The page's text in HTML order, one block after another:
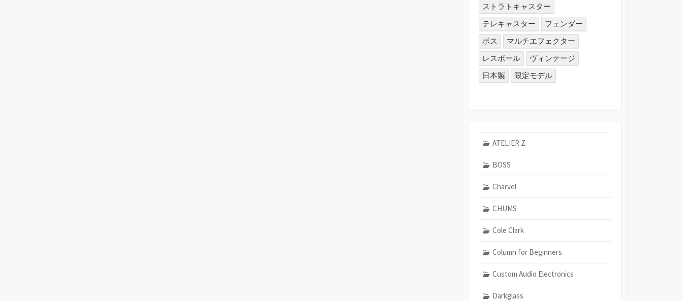
ストラトキャスター
テレキャスター
フェンダー
ボス
マルチエフェクター
レスポール
ヴィンテージ
日本製
限定モデル
ATELIER Z
BOSS
Charvel
CHUMS
Cole Clark
Column for Beginners
Custom Audio Electronics
Darkglass